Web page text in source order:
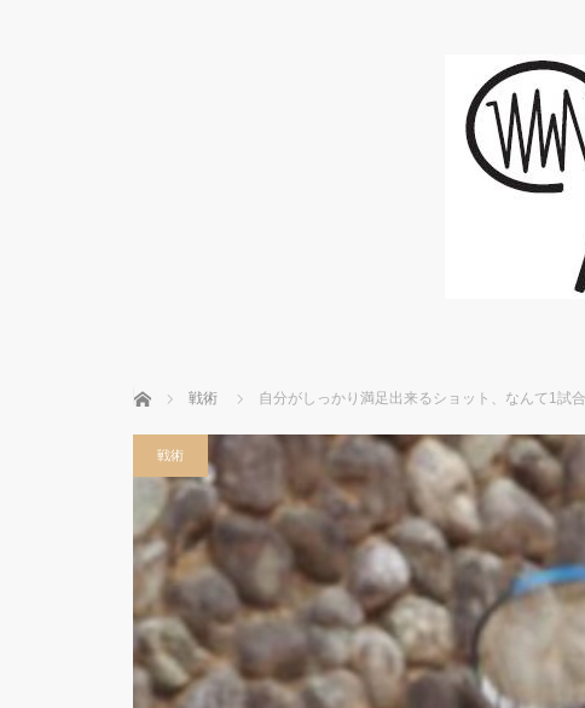
ホーム 戦術 自分がしっかり満足出来るショット、なんて1試
戦術